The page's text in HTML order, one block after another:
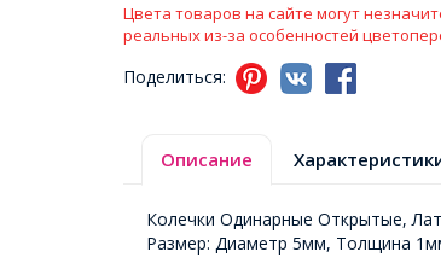
Цвета товаров на сайте могут
реальных из-за особенностей
Поделиться:
Описание
Колечки Одинарные Открытые,
Размер: Диаметр 5мм, Толщина